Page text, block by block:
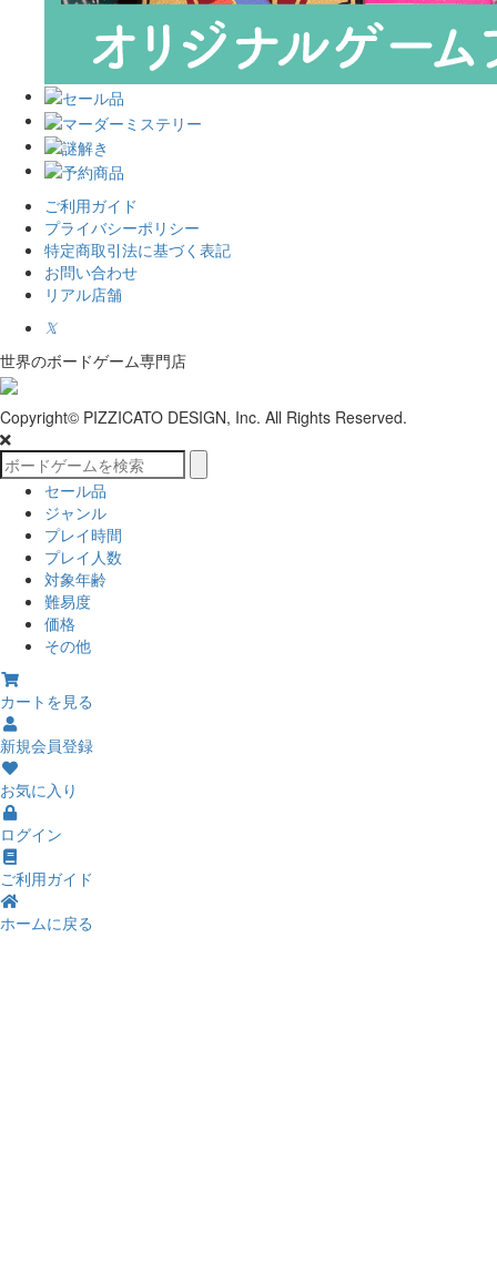
ご利用ガイド
プライバシーポリシー
特定商取引法に基づく表記
お問い合わせ
リアル店舗
𝕏
世界のボードゲーム専門店
Copyright© PIZZICATO DESIGN, Inc. All Rights Reserved.
セール品
ジャンル
プレイ時間
プレイ人数
対象年齢
難易度
価格
その他
カートを見る
新規会員登録
お気に入り
ログイン
ご利用ガイド
ホームに戻る